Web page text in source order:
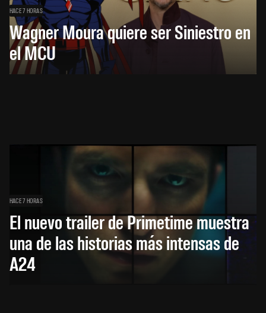
HACE 7 HORAS
Wagner Moura quiere ser Siniestro en
el MCU
HACE 7 HORAS
El nuevo trailer de Primetime muestra
una de las historias más intensas de
A24